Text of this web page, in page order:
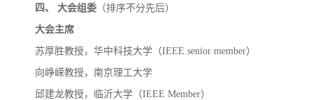
四、 大会组委 （排序不分先后）
大会主席
苏厚胜教授，华中科技大学（IEEE senior member）
向峥嵘教授，南京理工大学
邱建龙教授，临沂大学（IEEE Member）